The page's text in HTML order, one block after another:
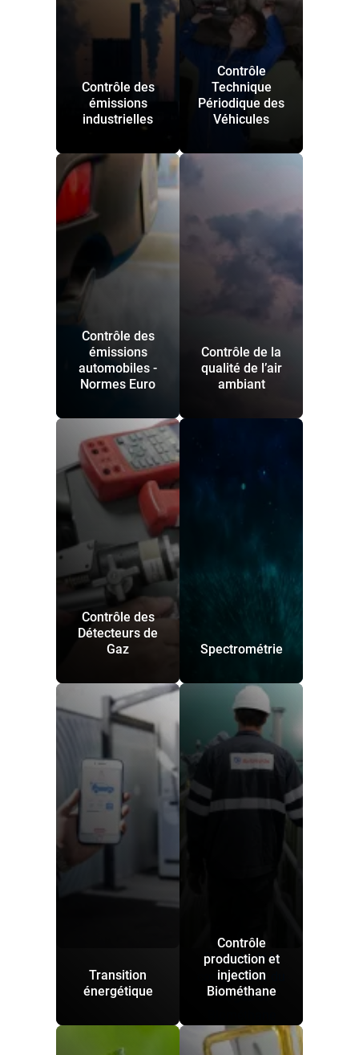
Contrôle des
émissions
industrielles
Contrôle
Technique
Périodique des
Véhicules
Contrôle des
émissions
automobiles -
Normes Euro
Contrôle de la
qualité de l’air
ambiant
Contrôle des
Détecteurs de
Gaz
Spectrométrie
Transition
énergétique
Contrôle de la
composition du
Biogaz et
Contrôle
production et
injection
Biométhane